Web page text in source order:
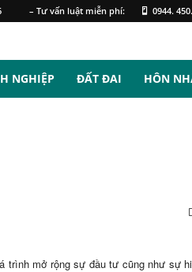
– Tư vấn luật miễn phí: 0944.
NGHIỆP ĐẤT ĐAI HÔN
trình mở rộng sự đầu tư cũng như sự